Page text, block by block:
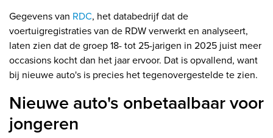
Gegevens van RDC, het databedrijf dat de
voertuigregistraties van de RDW verwerkt en analyseert,
laten zien dat de groep 18- tot 25-jarigen in 2025 juist meer
occasions kocht dan het jaar ervoor. Dat is opvallend, want
bij nieuwe auto's is precies het tegenovergestelde te zien.
Nieuwe auto's onbetaalbaar voor
jongeren